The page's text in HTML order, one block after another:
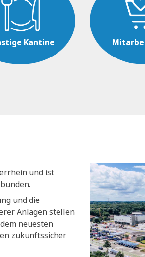
Kantine
und ist
und die
Anlagen stellen
neuesten
zukunftssicher